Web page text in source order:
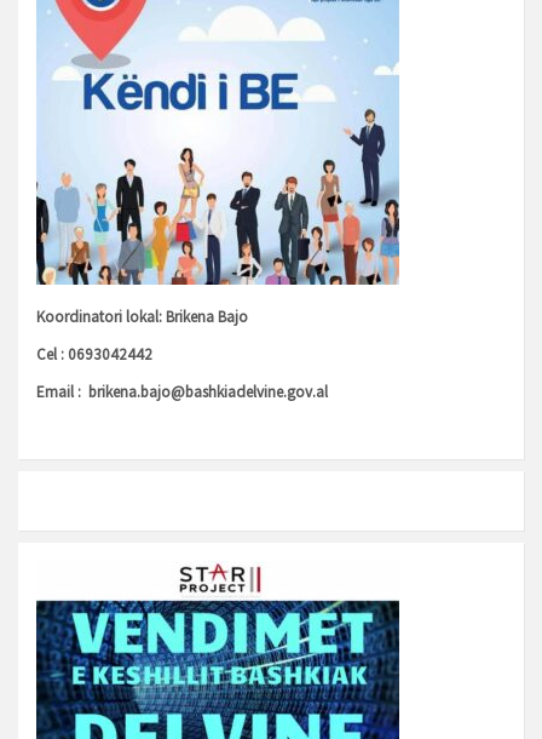
Koordinatori lokal: Brikena Bajo
Cel : 0693042442
Email : brikena.bajo@bashkiadelvine.gov.al